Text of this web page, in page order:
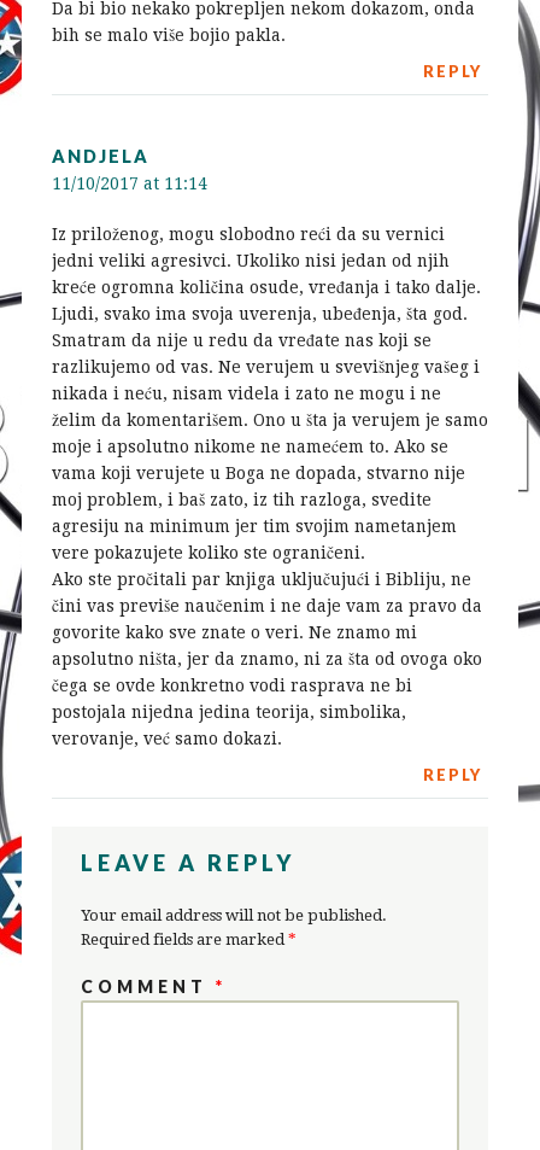
Da bi bio nekako pokrepljen nekom dokazom, onda
bih se malo više bojio pakla.
REPLY
ANDJELA
11/10/2017 at 11:14
Iz priloženog, mogu slobodno reći da su vernici
jedni veliki agresivci. Ukoliko nisi jedan od njih
kreće ogromna količina osude, vređanja i tako dalje.
Ljudi, svako ima svoja uverenja, ubeđenja, šta god.
Smatram da nije u redu da vređate nas koji se
razlikujemo od vas. Ne verujem u svevišnjeg vašeg i
nikada i neću, nisam videla i zato ne mogu i ne
želim da komentarišem. Ono u šta ja verujem je samo
moje i apsolutno nikome ne namećem to. Ako se
vama koji verujete u Boga ne dopada, stvarno nije
moj problem, i baš zato, iz tih razloga, svedite
agresiju na minimum jer tim svojim nametanjem
vere pokazujete koliko ste ograničeni.
Ako ste pročitali par knjiga uključujući i Bibliju, ne
čini vas previše naučenim i ne daje vam za pravo da
govorite kako sve znate o veri. Ne znamo mi
apsolutno ništa, jer da znamo, ni za šta od ovoga oko
čega se ovde konkretno vodi rasprava ne bi
postojala nijedna jedina teorija, simbolika,
verovanje, već samo dokazi.
REPLY
LEAVE A REPLY
Your email address will not be published.
Required fields are marked*
COMMENT*